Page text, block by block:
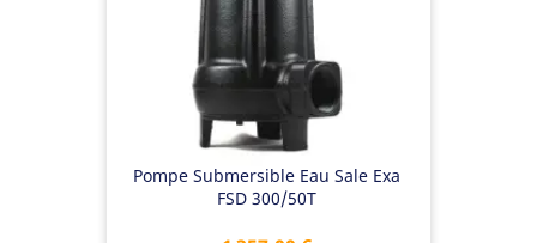
Pompe Submersible Eau Sale Exa
FSD 300/50T